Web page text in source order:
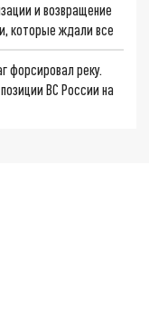
и возвращение
которые ждали все
форсировал реку.
ВС России на